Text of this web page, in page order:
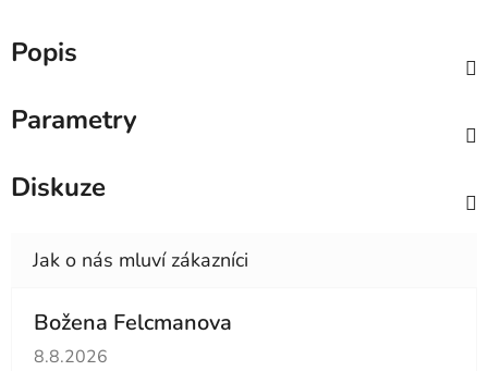
Popis
Parametry
Diskuze
Božena Felcmanova
Hodnocení obchodu je 5 z 5 hvězdiček.
8.8.2026